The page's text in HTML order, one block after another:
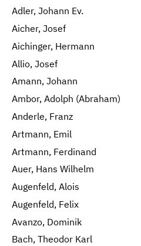
Adler, Johann Ev.
Aicher, Josef
Aichinger, Hermann
Allio, Josef
Amann, Johann
Ambor, Adolph (Abraham)
Anderle, Franz
Artmann, Emil
Artmann, Ferdinand
Auer, Hans Wilhelm
Augenfeld, Alois
Augenfeld, Felix
Avanzo, Dominik
Bach, Theodor Karl